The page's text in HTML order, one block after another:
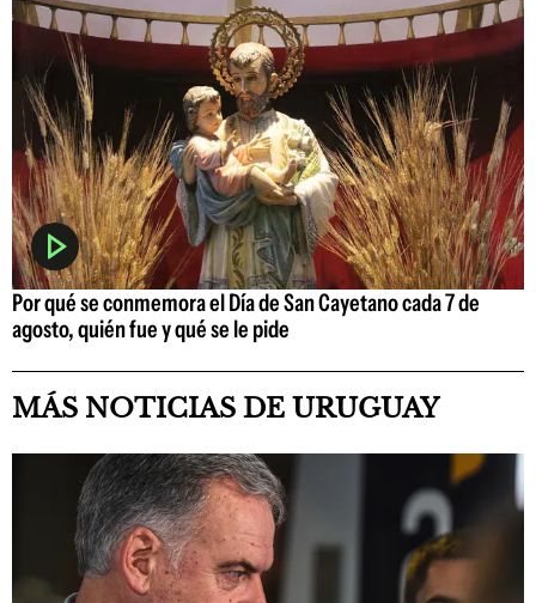
Por qué se conmemora el Día de San Cayetano cada 7 de
agosto, quién fue y qué se le pide
MÁS NOTICIAS DE URUGUAY